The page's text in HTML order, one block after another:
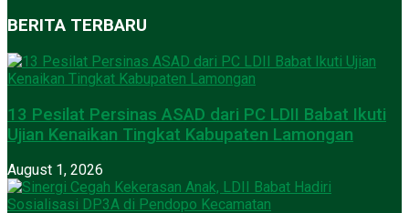
BERITA TERBARU
13 Pesilat Persinas ASAD dari PC LDII Babat Ikuti
Ujian Kenaikan Tingkat Kabupaten Lamongan
August 1, 2026